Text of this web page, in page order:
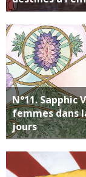
N°11.
femmes dans
jours